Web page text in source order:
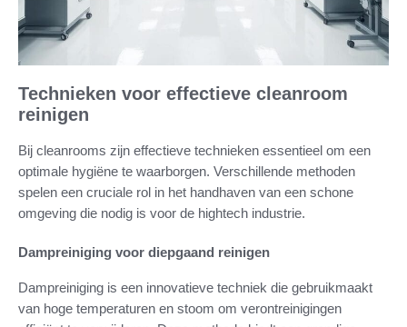
Technieken voor effectieve cleanroom
reinigen
Bij cleanrooms zijn effectieve technieken essentieel om een
optimale hygiëne te waarborgen. Verschillende methoden
spelen een cruciale rol in het handhaven van een schone
omgeving die nodig is voor de hightech industrie.
Dampreiniging voor diepgaand reinigen
Dampreiniging is een innovatieve techniek die gebruikmaakt
van hoge temperaturen en stoom om verontreinigingen